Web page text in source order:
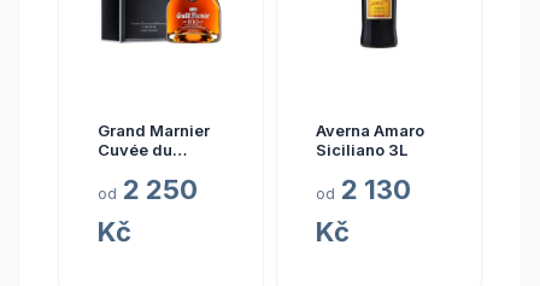
Grand Marnier
Cuvée du
od 2 250
Kč
Averna Amaro
Siciliano 3L
od 2 130
Kč